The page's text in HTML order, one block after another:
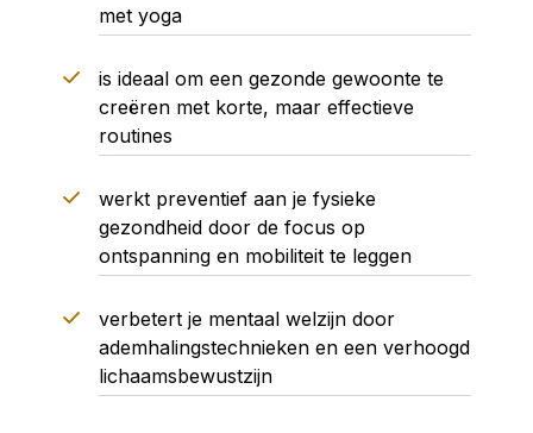
met yoga
is ideaal om een gezonde gewoonte te
creëren met korte, maar effectieve
routines
werkt preventief aan je fysieke
gezondheid door de focus op
ontspanning en mobiliteit te leggen
verbetert je mentaal welzijn door
ademhalingstechnieken en een verhoogd
lichaamsbewustzijn